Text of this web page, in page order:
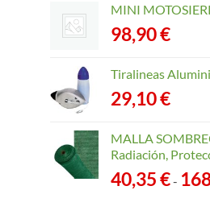
MINI
98,90€
Tiralineas
29,10€
MALLA
Radiación,
40,35€-